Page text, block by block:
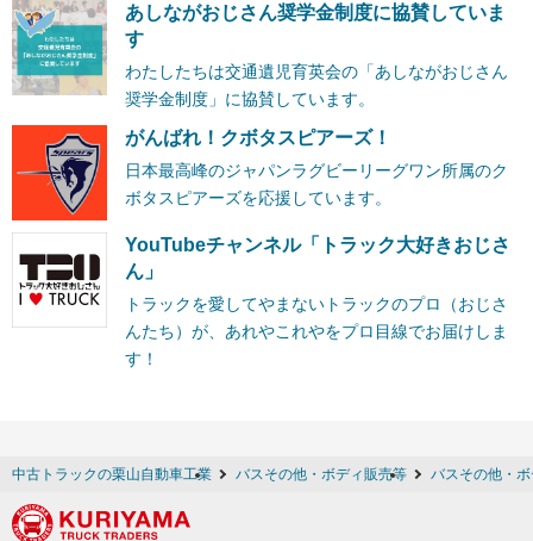
あしながおじさん奨学金制度に協賛していま
す
わたしたちは交通遺児育英会の「あしながおじさん
奨学金制度」に協賛しています。
がんばれ！クボタスピアーズ！
日本最高峰のジャパンラグビーリーグワン所属のク
ボタスピアーズを応援しています。
YouTubeチャンネル「トラック大好きおじさ
ん」
トラックを愛してやまないトラックのプロ（おじさ
んたち）が、あれやこれやをプロ目線でお届けしま
す！
中古トラックの栗山自動車工業 バスその他・ボディ販売等 バスその他・